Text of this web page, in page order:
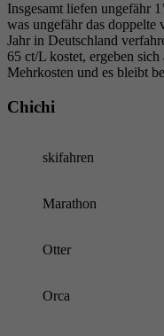
Insgesamt liefen ungefähr
was ungefähr das doppelte
Jahr in Deutschland
65 ct/L kostet, ergeben
Mehrkosten und es bleibt
Chichi
skifahren
Marathon
Otter
Orca